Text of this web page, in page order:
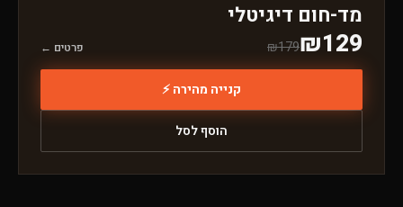
מד-חום דיגיטלי
₪129
₪179 פרטים ←
קנייה מהירה ⚡
הוסף לסל